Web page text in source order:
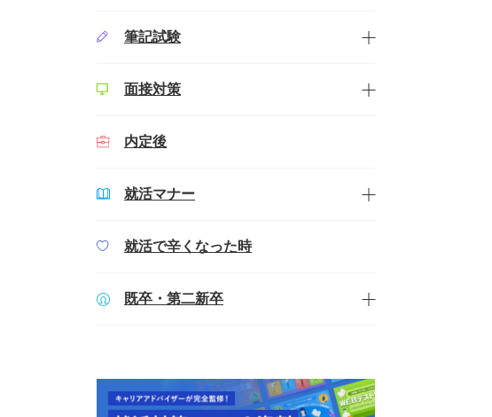
筆記試験
面接対策
内定後
就活マナー
就活で辛くなった時
既卒・第二新卒